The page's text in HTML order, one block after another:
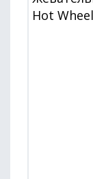
Hot